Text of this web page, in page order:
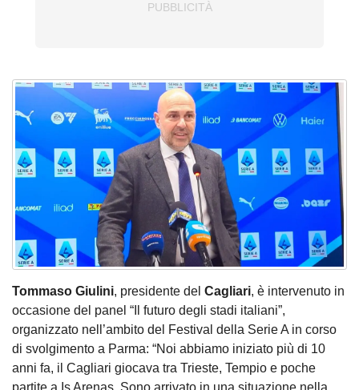
Tommaso Giulini, presidente del Cagliari, è intervenuto in
occasione del panel “Il futuro degli stadi italiani”,
organizzato nell’ambito del Festival della Serie A in corso
di svolgimento a Parma: “Noi abbiamo iniziato più di 10
anni fa, il Cagliari giocava tra Trieste, Tempio e poche
partite a Is Arenas. Sono arrivato in una situazione nella